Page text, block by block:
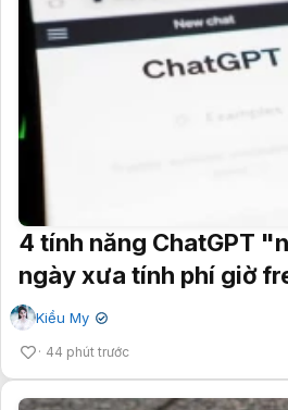
4 tính năng ChatGPT
ngày xưa tính phí giờ
Kiều My ✔
44 phút trước